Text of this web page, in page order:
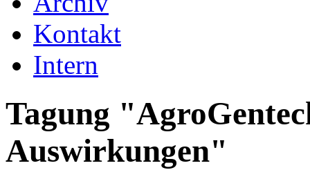
Kontakt
Intern
Tagung
Auswirkungen"